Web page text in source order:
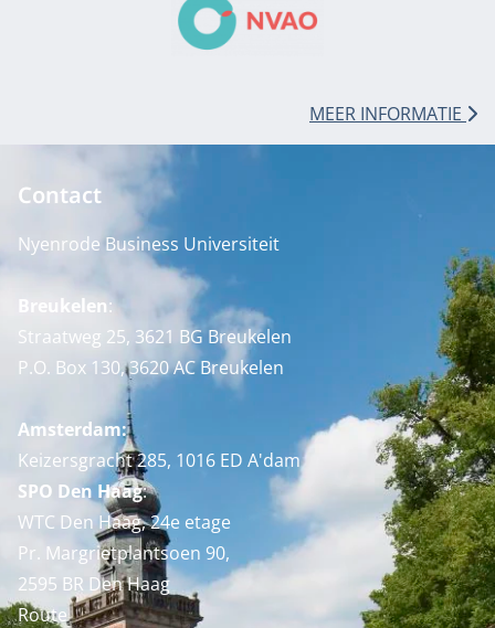
MEER INFORMATIE
Contact
Nyenrode Business Universiteit
Breukelen:
Straatweg 25, 3621 BG Breukelen
P.O. Box 130, 3620 AC Breukelen
Amsterdam:
Keizersgracht 285, 1016 ED A'dam
SPO Den Haag:
WTC Den Haag, 24e etage
Pr. Margrietplantsoen 90,
2595 BR Den Haag
Route